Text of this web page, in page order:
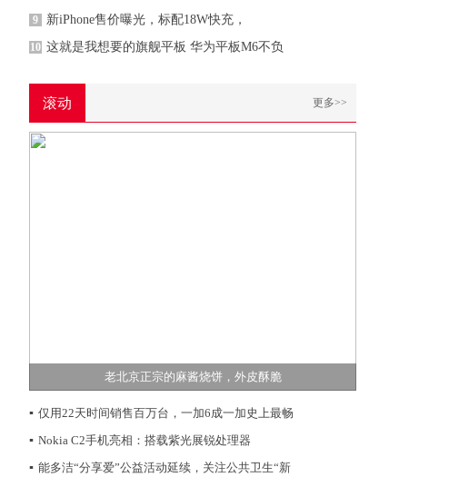
9 新iPhone售价曝光，标配18W快充，
10 这就是我想要的旗舰平板 华为平板M6不负
滚动 更多>>
老北京正宗的麻酱烧饼，外皮酥脆
▪ 仅用22天时间销售百万台，一加6成一加史上最畅
▪ Nokia C2手机亮相：搭载紫光展锐处理器
▪ 能多洁“分享爱”公益活动延续，关注公共卫生“新